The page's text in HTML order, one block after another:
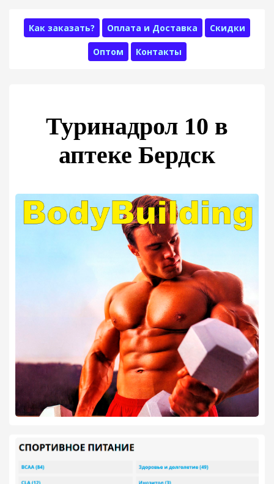
Как заказать? Оплата и Доставка Скидки
Оптом Контакты
Туринадрол 10 в
аптеке Бердск